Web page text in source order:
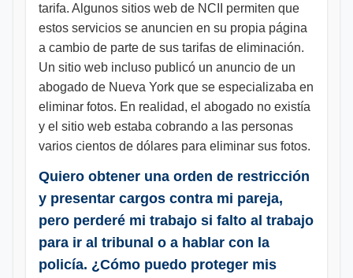
tarifa. Algunos sitios web de NCII permiten que
estos servicios se anuncien en su propia página
a cambio de parte de sus tarifas de eliminación.
Un sitio web incluso publicó un anuncio de un
abogado de Nueva York que se especializaba en
eliminar fotos. En realidad, el abogado no existía
y el sitio web estaba cobrando a las personas
varios cientos de dólares para eliminar sus fotos.
Quiero obtener una orden de restricción
y presentar cargos contra mi pareja,
pero perderé mi trabajo si falto al trabajo
para ir al tribunal o a hablar con la
policía. ¿Cómo puedo proteger mis